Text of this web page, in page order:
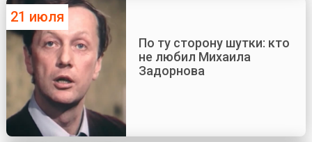
21 июля
По ту сторону шутки: кто
не любил Михаила
Задорнова